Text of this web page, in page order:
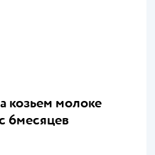
козьем молоке
6месяцев